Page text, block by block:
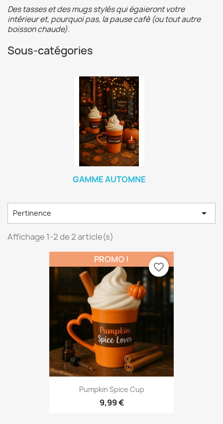
Des tasses et des mugs stylés qui égaieront votre
intérieur et, pourquoi pas, la pause café (ou tout autre
boisson chaude).
Sous-catégories
GAMME AUTOMNE
Pertinence 
Affichage 1-2 de 2 article(s)
Pumpkin Spice Cup
9,99 €
PROMO !
favorite_border